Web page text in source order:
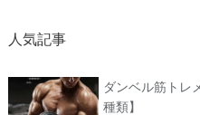
人気記事
ダンベル筋トレ
種類】